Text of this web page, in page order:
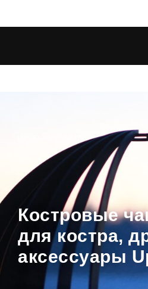
Костровые
для костра,
аксессуары